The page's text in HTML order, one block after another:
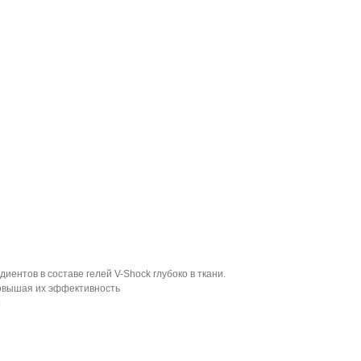
в составе гелей V-Shock глубоко в ткани.
их эффективность